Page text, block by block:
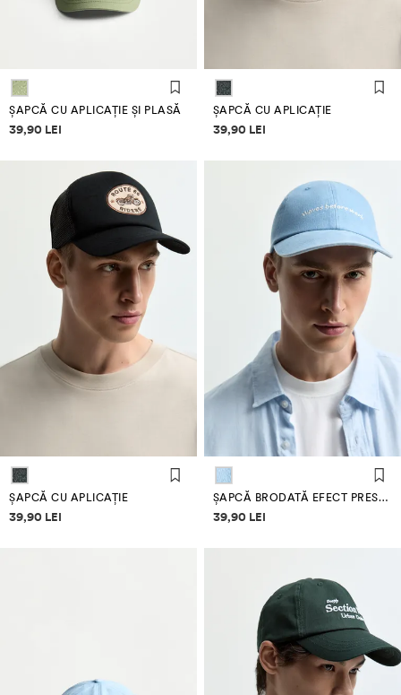
ȘAPCĂ CU APLICAȚIE ȘI PLASĂ
Informații despre prețuri
39,90 LEI
ȘAPCĂ CU APLICAȚIE
Informații despre prețuri
39,90 LEI
ȘAPCĂ CU APLICAȚIE
Informații despre prețuri
39,90 LEI
ȘAPCĂ BRODATĂ EFECT PRESPĂLAT
Informații despre prețuri
39,90 LEI